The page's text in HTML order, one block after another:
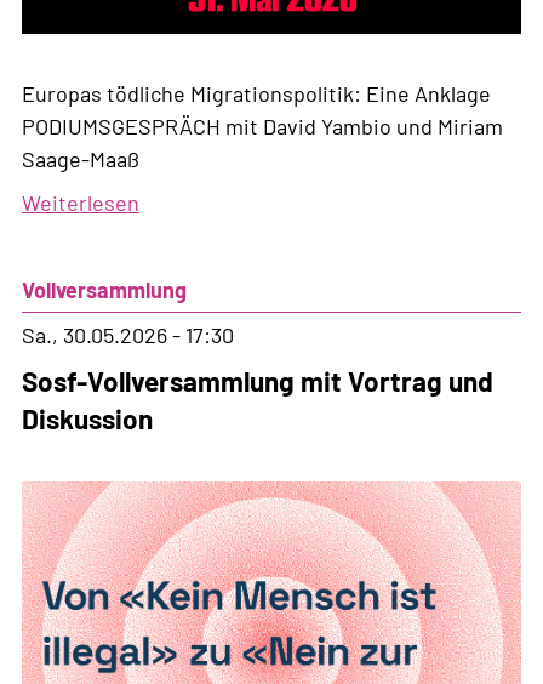
Europas tödliche Migrationspolitik: Eine Anklage
PODIUMSGESPRÄCH mit David Yambio und Miriam
Saage-Maaß
Weiterlesen
Migrationspolitik:
Eine
Vollversammlung
Sa., 30.05.2026 - 17:30
Sosf-Vollversammlung mit Vortrag und
Diskussion